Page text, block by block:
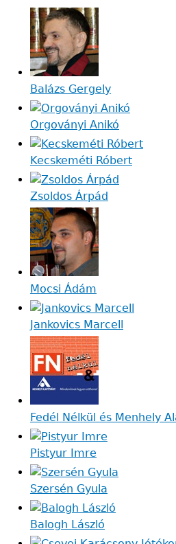
Balázs Gergely
Orgoványi Anikó
Kecskeméti Róbert
Zsoldos Árpád
Mocsi Ádám
Jankovics Marcell
Fedél Nélkül és Menhely
Pistyur Imre
Szersén Gyula
Balogh László